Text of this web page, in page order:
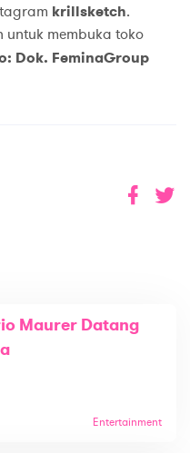
krillsketch.
untuk membuka toko
Dok. FeminaGroup
Maurer Datang
Entertainment